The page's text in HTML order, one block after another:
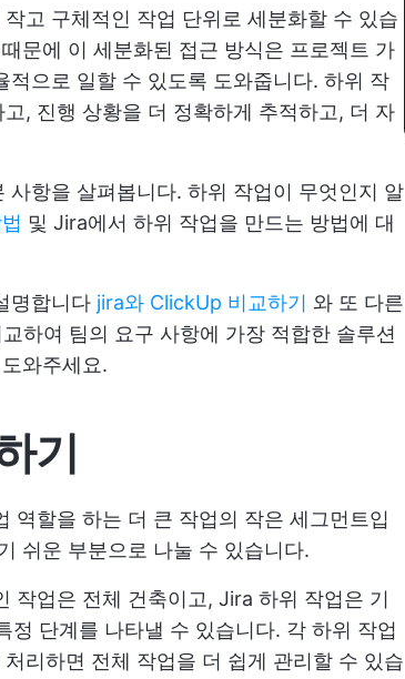
고 구체적인 작업 단위로 세분화할 수 있습
문에 이 세분화된 접근 방식은 프로젝트 가
으로 일할 수 있도록 도와줍니다. 하위 작
, 진행 상황을 더 정확하게 추적하고, 더 자
항을 살펴봅니다. 하위 작업이 무엇인지 알
및 Jira에서 하위 작업을 만드는 방법에 대
명합니다 jira와 ClickUp 비교하기 와 또 다른
하여 팀의 요구 사항에 가장 적합한 솔루션
와주세요.
기
역할을 하는 더 큰 작업의 작은 세그먼트입
쉬운 부분으로 나눌 수 있습니다.
작업은 전체 건축이고, Jira 하위 작업은 기
단계를 나타낼 수 있습니다. 각 하위 작업
리하면 전체 작업을 더 쉽게 관리할 수 있습